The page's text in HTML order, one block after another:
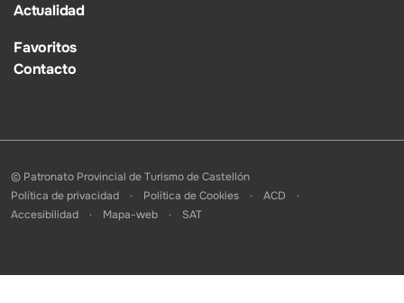
Actualidad
Favoritos
Contacto
© Patronato Provincial de Turismo de Castellón
Política de privacidad
Política de Cookies
ACD
Accesibilidad
Mapa-web SAT